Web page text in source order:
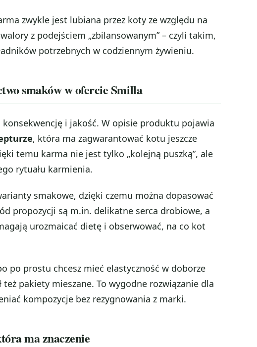
zwykle jest lubiana przez koty ze względu na
z podejściem „zbilansowanym” – czyli takim,
potrzebnych w codziennym żywieniu.
smaków w ofercie Smilla
i jakość. W opisie produktu pojawia
, która ma zagwarantować kotu jeszcze
temu karma nie jest tylko „kolejną puszką”, ale
rytuału karmienia.
smakowe, dzięki czemu można dopasować
propozycji są m.in. delikatne serca drobiowe, a
urozmaicać dietę i obserwować, na co kot
po prostu chcesz mieć elastyczność w doborze
pakiety mieszane. To wygodne rozwiązanie dla
kompozycje bez rezygnowania z marki.
ma znaczenie